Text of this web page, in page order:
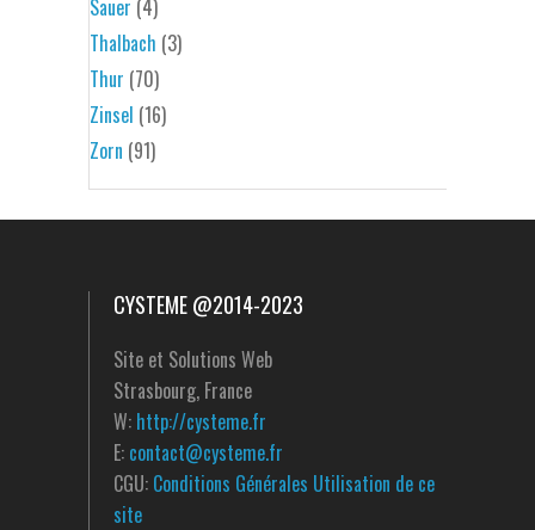
Sauer (4)
Thalbach (3)
Thur (70)
Zinsel (16)
Zorn (91)
CYSTEME @2014-2023
Site et Solutions Web
Strasbourg, France
W: http://cysteme.fr
E: contact@cysteme.fr
CGU: Conditions Générales Utilisation de ce
site